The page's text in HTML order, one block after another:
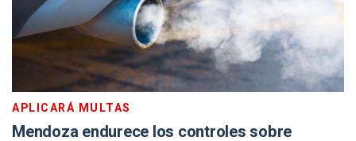
APLICARÁ MULTAS
Mendoza endurece los controles sobre